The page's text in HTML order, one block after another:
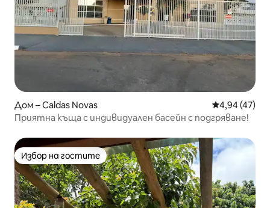
Дом – Caldas Novas Средна
4,94 (47)
Приятна къща с индивидуален басейн с подгряване!
Избор на гостите
Избор на гостите